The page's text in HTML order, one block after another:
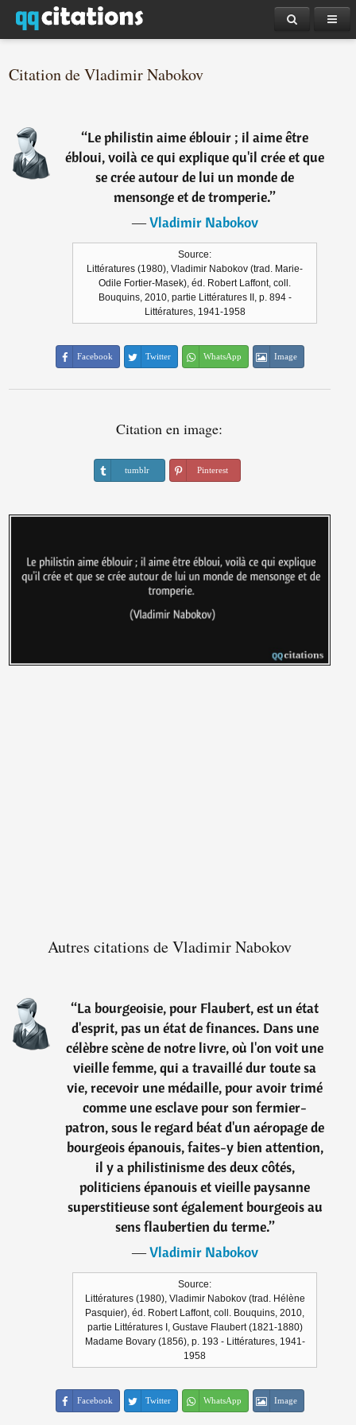
Citation de Vladimir Nabokov
“Le philistin aime éblouir ; il aime être
ébloui, voilà ce qui explique qu'il crée et que
se crée autour de lui un monde de
mensonge et de tromperie.”
―Vladimir Nabokov
Source:
Littératures (1980), Vladimir Nabokov (trad. Marie-
Odile Fortier-Masek), éd. Robert Laffont, coll.
Bouquins, 2010, partie Littératures II, p. 894 -
Littératures, 1941-1958
Facebook Twitter WhatsApp Image
Citation en image:
tumblr Pinterest
Autres citations de Vladimir Nabokov
“La bourgeoisie, pour Flaubert, est un état
d'esprit, pas un état de finances. Dans une
célèbre scène de notre livre, où l'on voit une
vieille femme, qui a travaillé dur toute sa
vie, recevoir une médaille, pour avoir trimé
comme une esclave pour son fermier-
patron, sous le regard béat d'un aéropage de
bourgeois épanouis, faites-y bien attention,
il y a philistinisme des deux côtés,
politiciens épanouis et vieille paysanne
superstitieuse sont également bourgeois au
sens flaubertien du terme.”
―Vladimir Nabokov
Source:
Littératures (1980), Vladimir Nabokov (trad. Hélène
Pasquier), éd. Robert Laffont, coll. Bouquins, 2010,
partie Littératures I, Gustave Flaubert (1821-1880)
Madame Bovary (1856), p. 193 - Littératures, 1941-
1958
Facebook Twitter WhatsApp Image